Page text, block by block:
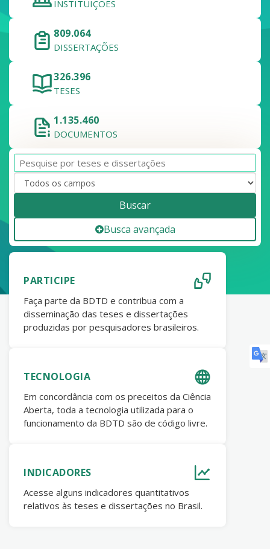
INSTITUIÇÕES
809.064
DISSERTAÇÕES
326.396
TESES
1.135.460
DOCUMENTOS
Buscar
Busca avançada
PARTICIPE
Faça parte da BDTD e contribua com a
disseminação das teses e dissertações
produzidas por pesquisadores brasileiros.
TECNOLOGIA
Em concordância com os preceitos da Ciência
Aberta, toda a tecnologia utilizada para o
funcionamento da BDTD são de código livre.
INDICADORES
Acesse alguns indicadores quantitativos
relativos às teses e dissertações no Brasil.